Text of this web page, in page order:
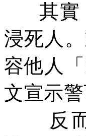
其實
浸死人
容他人
文宣示警
反